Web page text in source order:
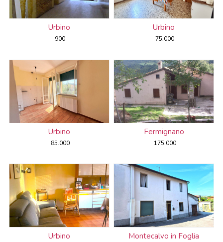
Urbino
900
Urbino
75.000
Urbino
85.000
Fermignano
175.000
Urbino Montecalvo in Foglia